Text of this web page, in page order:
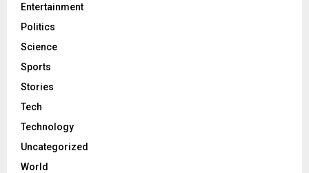
Entertainment
Politics
Science
Sports
Stories
Tech
Technology
Uncategorized
World